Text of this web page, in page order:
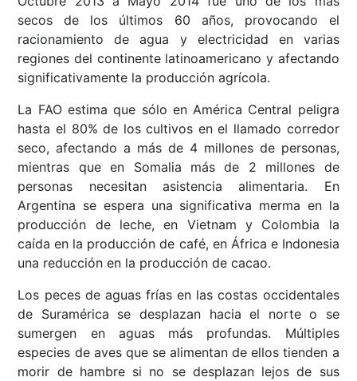
secos de los últimos 60 años, provocando el
racionamiento de agua y electricidad en varias
regiones del continente latinoamericano y afectando
significativamente la producción agrícola.
La FAO estima que sólo en América Central peligra
hasta el 80% de los cultivos en el llamado corredor
seco, afectando a más de 4 millones de personas,
mientras que en Somalia más de 2 millones de
personas necesitan asistencia alimentaria. En
Argentina se espera una significativa merma en la
producción de leche, en Vietnam y Colombia la
caída en la producción de café, en África e Indonesia
una reducción en la producción de cacao.
Los peces de aguas frías en las costas occidentales
de Suramérica se desplazan hacia el norte o se
sumergen en aguas más profundas. Múltiples
especies de aves que se alimentan de ellos tienden a
morir de hambre si no se desplazan lejos de sus